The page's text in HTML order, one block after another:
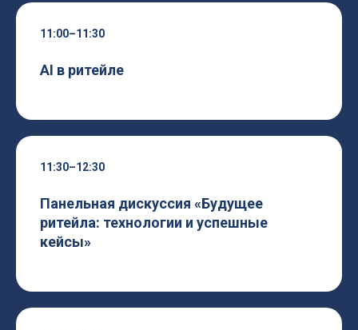
11:00–11:30
AI в ритейле
11:30–12:30
Панельная дискуссия «Будущее
ритейла: технологии и успешные
кейсы»